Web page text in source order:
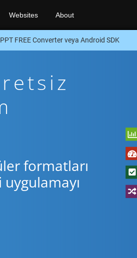
Websites About
FREE Converter veya Android SDK
formatları